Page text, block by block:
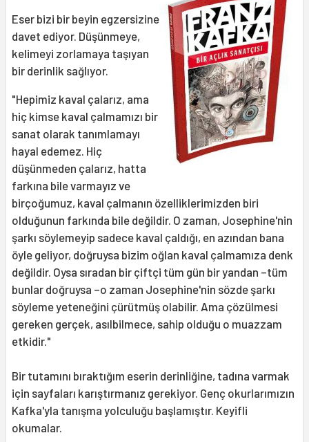
Eser bizi bir beyin egzersizine
davet ediyor. Düşünmeye,
kelimeyi zorlamaya taşıyan
bir derinlik sağlıyor.
"Hepimiz kaval çalarız, ama
hiç kimse kaval çalmamızı bir
sanat olarak tanımlamayı
hayal edemez. Hiç
düşünmeden çalarız, hatta
farkına bile varmayız ve
birçoğumuz, kaval çalmanın özelliklerimizden biri
olduğunun farkında bile değildir. O zaman, Josephine'nin
şarkı söylemeyip sadece kaval çaldığı, en azından bana
öyle geliyor, doğruysa bizim oğlan kaval çalmamıza denk
değildir. Oysa sıradan bir çiftçi tüm gün bir yandan –tüm
bunlar doğruysa –o zaman Josephine'nin sözde şarkı
söyleme yeteneğini çürütmüş olabilir. Ama çözülmesi
gereken gerçek, asılbilmece, sahip olduğu o muazzam
etkidir."
Bir tutamını bıraktığım eserin derinliğine, tadına varmak
için sayfaları karıştırmanız gerekiyor. Genç okurlarımızın
Kafka'yla tanışma yolculuğu başlamıştır. Keyifli
okumalar.